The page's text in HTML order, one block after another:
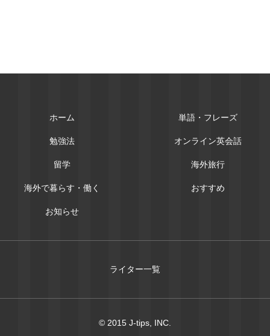
ホーム 単語・フレーズ
勉強法 オンライン英会話
留学 海外旅行
海外で暮らす・働く おすすめ
お知らせ
ライター一覧
© 2015 J-tips, INC.